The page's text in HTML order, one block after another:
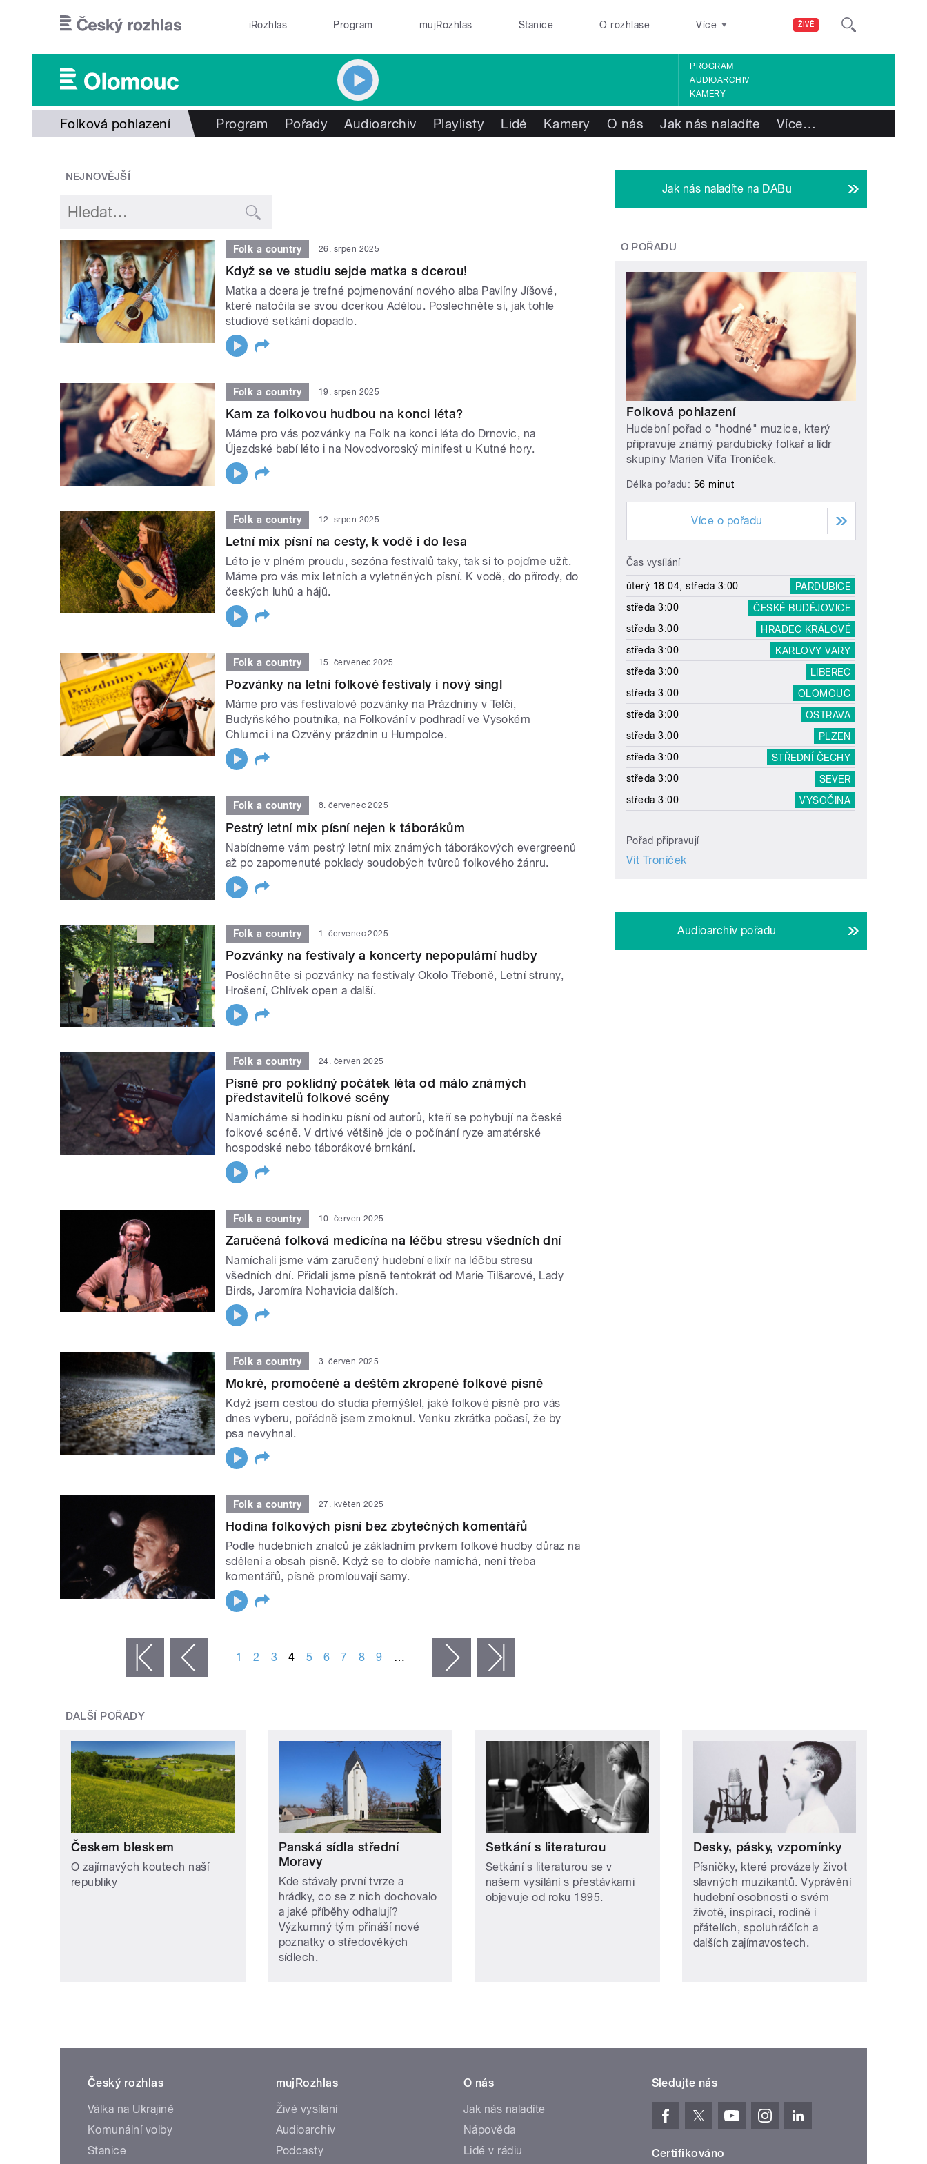
ŽIVĚ
iRozhlas Program mujRozhlas Stanice O rozhlase Více
PROGRAM
AUDIOARCHIV
KAMERY
Folková pohlazení Program Pořady Audioarchiv Playlisty Lidé Kamery O nás Jak nás naladíte Více…
NEJNOVĚJŠÍ
Folk a country 26. srpen 2025
Když se ve studiu sejde matka s dcerou!
Matka a dcera je trefné pojmenování nového alba Pavlíny Jíšové,
které natočila se svou dcerkou Adélou. Poslechněte si, jak tohle
studiové setkání dopadlo.
Folk a country 19. srpen 2025
Kam za folkovou hudbou na konci léta?
Máme pro vás pozvánky na Folk na konci léta do Drnovic, na
Újezdské babí léto i na Novodvoroský minifest u Kutné hory.
Folk a country 12. srpen 2025
Letní mix písní na cesty, k vodě i do lesa
Léto je v plném proudu, sezóna festivalů taky, tak si to pojďme užít.
Máme pro vás mix letních a vyletněných písní. K vodě, do přírody, do
českých luhů a hájů.
Folk a country 15. červenec 2025
Pozvánky na letní folkové festivaly i nový singl
Máme pro vás festivalové pozvánky na Prázdniny v Telči,
Budyňského poutníka, na Folkování v podhradí ve Vysokém
Chlumci i na Ozvěny prázdnin u Humpolce.
Folk a country 8. červenec 2025
Pestrý letní mix písní nejen k táborákům
Nabídneme vám pestrý letní mix známých táborákových evergreenů
až po zapomenuté poklady soudobých tvůrců folkového žánru.
Folk a country 1. červenec 2025
Pozvánky na festivaly a koncerty nepopulární hudby
Poslěchněte si pozvánky na festivaly Okolo Třeboně, Letní struny,
Hrošení, Chlívek open a další.
Folk a country 24. červen 2025
Písně pro poklidný počátek léta od málo známých
představitelů folkové scény
Namícháme si hodinku písní od autorů, kteří se pohybují na české
folkové scéně. V drtivé většině jde o počínání ryze amatérské
hospodské nebo táborákové brnkání.
Folk a country 10. červen 2025
Zaručená folková medicína na léčbu stresu všedních dní
Namíchali jsme vám zaručený hudební elixír na léčbu stresu
všedních dní. Přidali jsme písně tentokrát od Marie Tilšarové, Lady
Birds, Jaromíra Nohavicia dalších.
Folk a country 3. červen 2025
Mokré, promočené a deštěm zkropené folkové písně
Když jsem cestou do studia přemýšlel, jaké folkové písně pro vás
dnes vyberu, pořádně jsem zmoknul. Venku zkrátka počasí, že by
psa nevyhnal.
Folk a country 27. květen 2025
Hodina folkových písní bez zbytečných komentářů
Podle hudebních znalců je základním prvkem folkové hudby důraz na
sdělení a obsah písně. Když se to dobře namíchá, není třeba
komentářů, písně promlouvají samy.
‹ předchozí 1 2 3 4 5 6 7 8 9 … následující ›
Jak nás naladíte na DABu
O POŘADU
Folková pohlazení
Hudební pořad o "hodné" muzice, který
připravuje známý pardubický folkař a lídr
skupiny Marien Víťa Troníček.
Délka pořadu: 56 minut
Více o pořadu
Čas vysílání
úterý 18:04, středa 3:00
PARDUBICE
středa 3:00
ČESKÉ BUDĚJOVICE
středa 3:00
HRADEC KRÁLOVÉ
středa 3:00
KARLOVY VARY
středa 3:00
LIBEREC
středa 3:00
OLOMOUC
středa 3:00
OSTRAVA
středa 3:00
PLZEŇ
středa 3:00
STŘEDNÍ ČECHY
středa 3:00
SEVER
středa 3:00
VYSOČINA
Pořad připravují
Vít Troníček
Audioarchiv pořadu
DALŠÍ POŘADY
Českem bleskem
O zajímavých koutech naší
republiky
Panská sídla střední
Moravy
Kde stávaly první tvrze a
hrádky, co se z nich dochovalo
a jaké příběhy odhalují?
Výzkumný tým přináší nové
poznatky o středověkých
sídlech.
Setkání s literaturou
Setkání s literaturou se v
našem vysílání s přestávkami
objevuje od roku 1995.
Desky, pásky, vzpomínky
Písničky, které provázely život
slavných muzikantů. Vyprávění
hudební osobnosti o svém
životě, inspiraci, rodině i
přátelích, spoluhráčích a
dalších zajímavostech.
Český rozhlas
Válka na Ukrajině
Komunální volby
Stanice
mujRozhlas
Živé vysílání
Audioarchiv
Podcasty
O nás
Jak nás naladíte
Nápověda
Lidé v rádiu
Sledujte nás
Certifikováno